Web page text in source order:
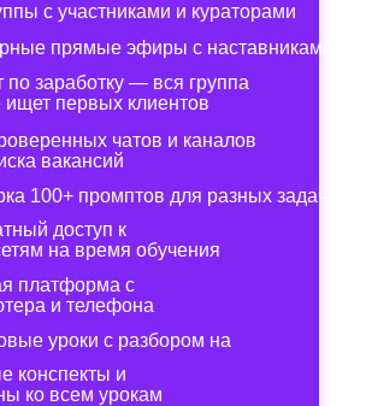
с участниками и кураторами
прямые эфиры с наставниками
по заработку — вся группа
ищет первых клиентов
чатов и каналов
вакансий
100+ промптов для разных задач
доступ к
на время обучения
платформа с
и телефона
уроки с разбором на
конспекты и
ко всем урокам